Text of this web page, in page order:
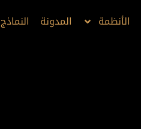
الأنظمة المدونة النماذج